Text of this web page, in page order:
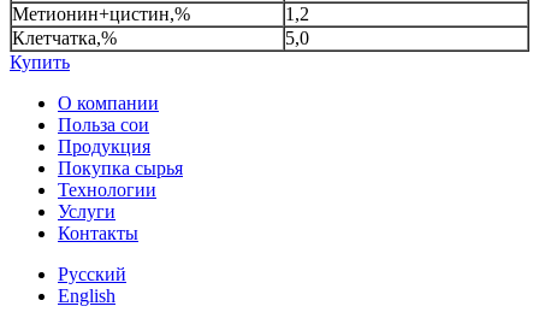
Метионин+цистин,%
1,2
Клетчатка,%
5,0
Купить
О компании
Польза сои
Продукция
Покупка сырья
Технологии
Услуги
Контакты
Русский
English